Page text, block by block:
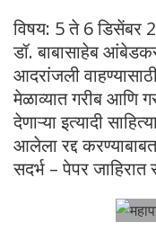
विषय: 5 ते 6 डिसेंबर
डॉ. बाबासाहेब आंबेडकर
आदरांजली
मेळाव्यात गरीब आणि
देणाऱ्या इत्यादी
आलेला रद्द करण्याबाबत
सदर्भ – पेपर